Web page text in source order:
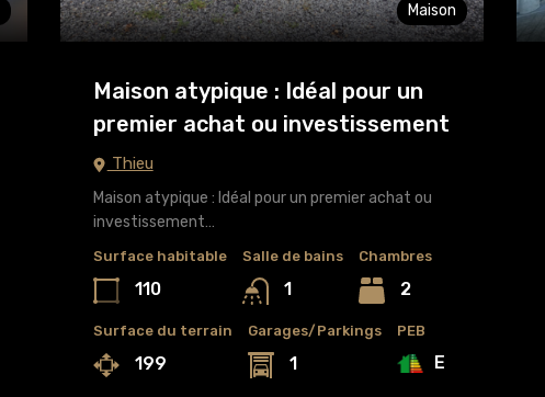
Maison
Maison atypique : Idéal pour un
premier achat ou investissement
Thieu
Maison atypique : Idéal pour un premier achat ou
investissement…
Surface habitable
110
Salle de bains
1
Chambres
2
Surface du terrain
199
Garages/Parkings
1
PEB
E